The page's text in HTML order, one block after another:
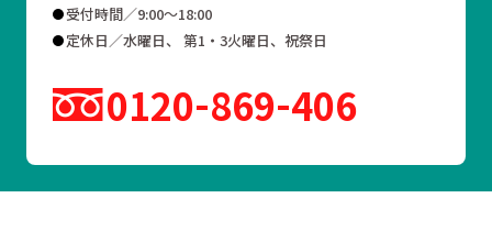
受付時間／9:00～18:00
定休日／水曜日、 第1・3火曜日、祝祭日
0120 869 406